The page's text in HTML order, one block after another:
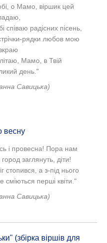
о Мамо, віршик цей
співаю радісних пісень,
рядки любов мою
Мамо, в Твій
день."
Савицька)
весну
і провесна! Пора нам
заглянуть, діти!
стопився, а з-під нього
сміються перші квіти."
Савицька)
(збірка віршів для